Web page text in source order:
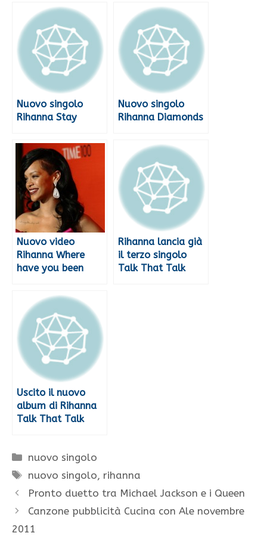
Nuovo singolo
Rihanna Stay
Nuovo singolo
Rihanna Diamonds
Nuovo video
Rihanna Where
have you been
Rihanna lancia già
il terzo singolo
Talk That Talk
Uscito il nuovo
album di Rihanna
Talk That Talk
Categorie
nuovo singolo
Tag
nuovo singolo, rihanna
Pronto duetto tra Michael Jackson e i Queen
Canzone pubblicità Cucina con Ale novembre
2011